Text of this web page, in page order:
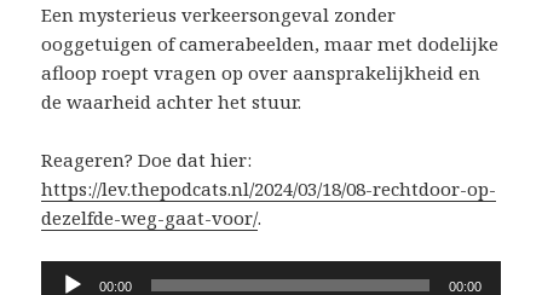
Een mysterieus verkeersongeval zonder
ooggetuigen of camerabeelden, maar met dodelijke
afloop roept vragen op over aansprakelijkheid en
de waarheid achter het stuur.
Reageren? Doe dat hier:
https://lev.thepodcats.nl/2024/03/18/08-rechtdoor-op-
dezelfde-weg-gaat-voor/.
Audiospeler
00:00 00:00